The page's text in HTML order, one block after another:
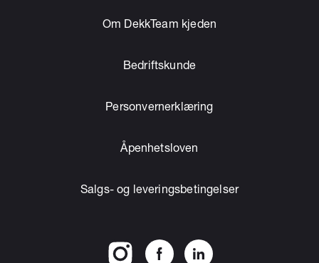
Om DekkTeam kjeden
Bedriftskunde
Personvernerklæring
Åpenhetsloven
Salgs- og leveringsbetingelser